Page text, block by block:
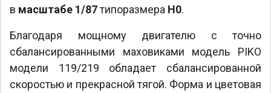
в масштабе 1/87типоразмера H0.
Благодаря мощному двигателю с точно
сбалансированными маховиками модель PIKO
модели 119/219 обладает сбалансированной
скоростью и прекрасной тягой. Форма и цветовая